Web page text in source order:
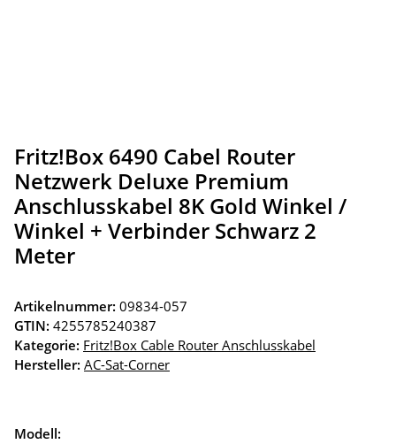
Fritz!Box 6490 Cabel Router
Netzwerk Deluxe Premium
Anschlusskabel 8K Gold Winkel /
Winkel + Verbinder Schwarz 2
Meter
Artikelnummer: 09834-057
GTIN: 4255785240387
Kategorie: Fritz!Box Cable Router Anschlusskabel
Hersteller: AC-Sat-Corner
Modell: